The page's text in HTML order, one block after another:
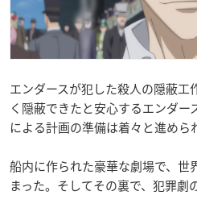
エンダースが犯した殺人の隠蔽工
く隠蔽できたと安心するエンダー
による計画の準備は着々と進めら
船内に作られた豪華な劇場で、世
まった。そしてその裏で、犯罪